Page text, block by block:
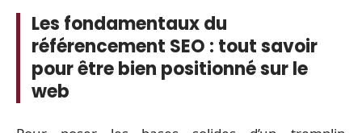
Les fondamentaux du
référencement SEO : tout savoir
pour être bien positionné sur le
web